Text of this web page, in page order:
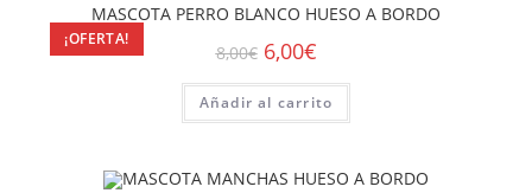
¡OFERTA!
MASCOTA PERRO BLANCO HUESO A BORDO
8,00€ 6,00€
Añadir al carrito